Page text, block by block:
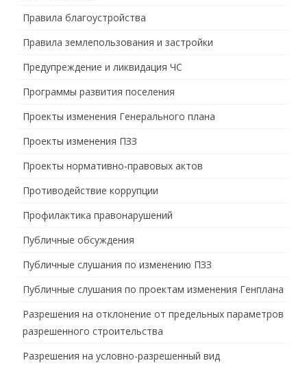
Правила благоустройства
Правила землепользования и застройки
Предупреждение и ликвидация ЧС
Программы развития поселения
Проекты изменения Генерального плана
Проекты изменения ПЗЗ
Проекты нормативно-правовых актов
Противодействие коррупции
Профилактика правонарушений
Публичные обсуждения
Публичные слушания по изменению ПЗЗ
Публичные слушания по проектам изменения Генплана
Разрешения на отклонение от предельных параметров
разрешенного строительства
Разрешения на условно-разрешенный вид